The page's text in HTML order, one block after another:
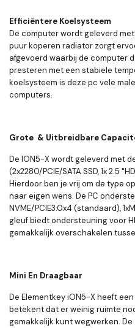
Efficiëntere Koelsysteem
De computer wordt geleverd
puur koperen radiator zorgt
afgevoerd waarbij de computer
presteren met een stabiele
koelsysteem is deze pc vele
computers.
Grote & Uitbreidbare
De ION5-X wordt geleverd met
(2x2280/PCIE/SATA SSD, 1x 2.5
Hierdoor ben je vrij om de type
naar eigen wens. De PC
NVME/PCIE3.0x4 (standaard),
gleuf biedt ondersteuning voor
gemakkelijk overschakelen
Mini En Draagbaar
De Elementkey iON5-X heeft
betekent dat er weinig ruimte
gemakkelijk kunt wegwerken.